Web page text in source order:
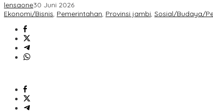
lensaone30 Juni 2026
Ekonomi/Bisnis, Pemerintahan, Provinsi jambi, Sosial/Budaya/